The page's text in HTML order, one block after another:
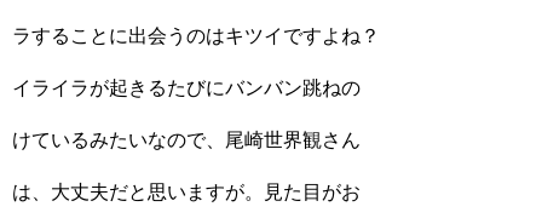
ラすることに出会うのはキツイですよね？
イライラが起きるたびにバンバン跳ねの
けているみたいなので、尾崎世界観さん
は、大丈夫だと思いますが。見た目がお